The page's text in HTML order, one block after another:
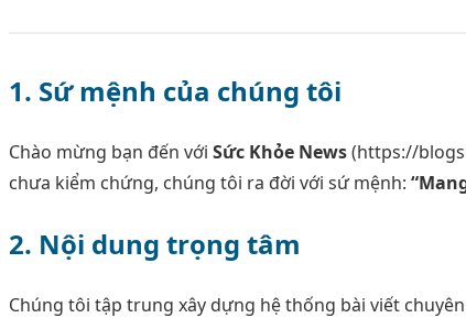
1. Sứ mệnh của chúng tôi
Chào mừng bạn đến với Sức Khỏe News(https://
chưa kiểm chứng, chúng tôi ra đời với sứ mệnh:
2. Nội dung trọng tâm
Chúng tôi tập trung xây dựng hệ thống bài viết